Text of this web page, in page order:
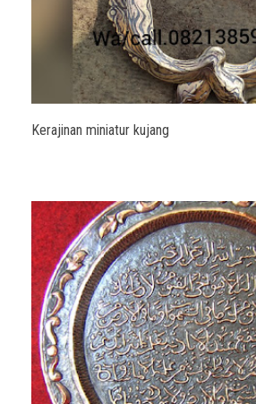
Kerajinan miniatur kujang